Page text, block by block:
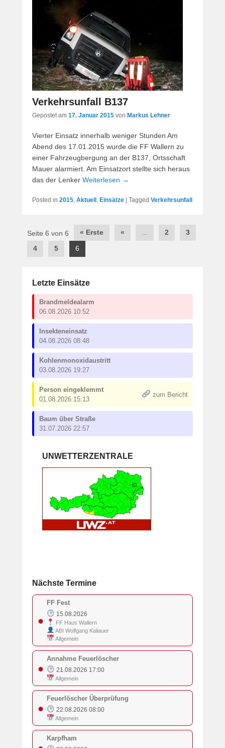
Verkehrsunfall B137
Gepostet am 17. Januar 2015 von Markus Lehner
Vierter Einsatz innerhalb weniger Stunden Am
Abend des 17.01.2015 wurde die FF Wallern zu
einer Fahrzeugbergung an der B137, Ortsschaft
Mauer alarmiert. Am Einsatzort stellte sich heraus
das der Lenker Weiterlesen →
Posted in 2015, Aktuell , Einsätze Tagged Verkehrsunfall
Post
Seite 6 von 6 « Erste « 2
3
4
5 6
Letzte Einsätze
Brandmeldealarm
06.08.2026 10:52
Insekteneinsatz
04.08.2026 08:48
Kohlenmonoxidaustritt
03.08.2026 19:27
Person eingeklemmt
01.08.2026 15:13
zum Bericht
Baum über Straße
31.07.2026 22:57
UNWETTERZENTRALE
Nächste Termine
●
FF Fest
15.08.2026
FF Haus Wallern
ABI Wolfgang Kaliauer
Allgemein
●
Annahme Feuerlöscher
21.08.2026 17:00
Allgemein
●
Feuerlöscher Überprüfung
22.08.2026 08:00
Allgemein
Karpfham